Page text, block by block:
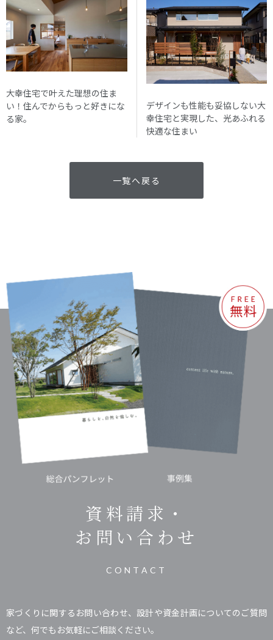
大幸住宅で叶えた理想の住ま
い！住んでからもっと好きにな
る家。
デザインも性能も妥協しない大
幸住宅と実現した、光あふれる
快適な住まい
一覧へ戻る
資料請求・
お問い合わせ
CONTACT
家づくりに関するお問い合わせ、設計や資金計画についてのご質問
など、何でもお気軽にご相談ください。